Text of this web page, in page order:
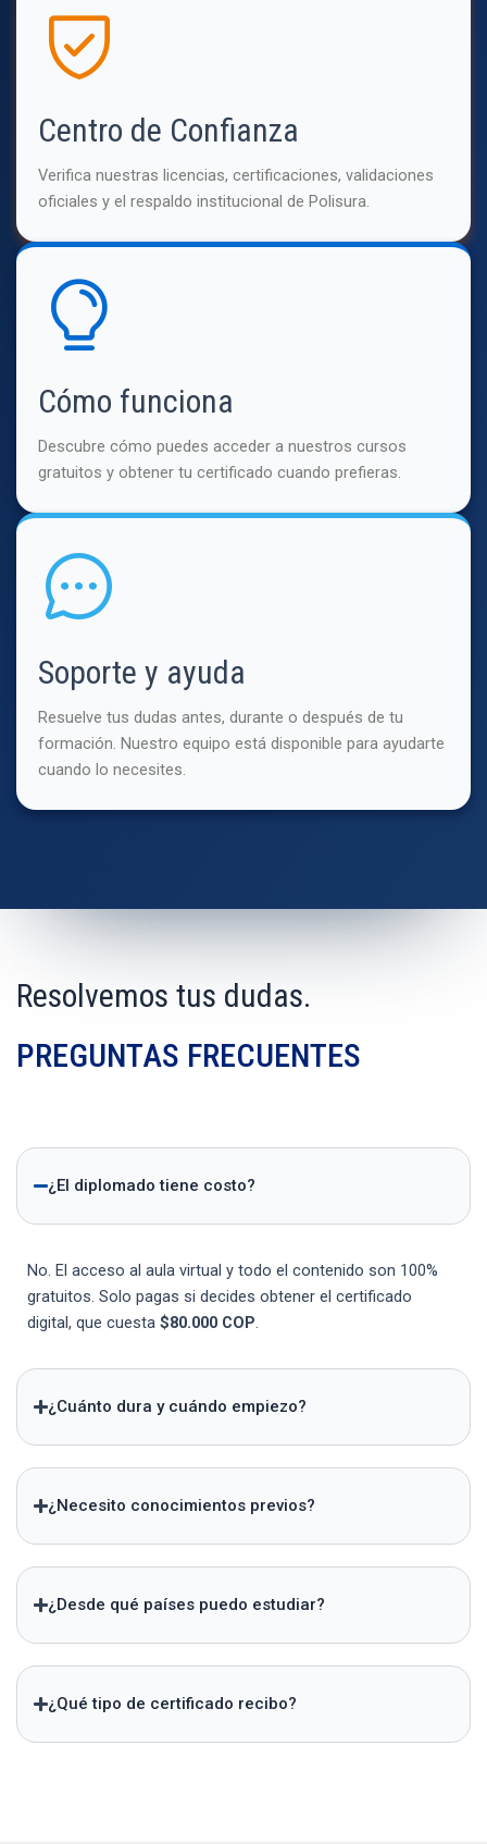
Centro de Confianza
Verifica nuestras licencias, certificaciones, validaciones
oficiales y el respaldo institucional de Polisura.
Cómo funciona
Descubre cómo puedes acceder a nuestros cursos
gratuitos y obtener tu certificado cuando prefieras.
Soporte y ayuda
Resuelve tus dudas antes, durante o después de tu
formación. Nuestro equipo está disponible para ayudarte
cuando lo necesites.
Resolvemos tus dudas.
PREGUNTAS FRECUENTES
¿El diplomado tiene costo?
No. El acceso al aula virtual y todo el contenido son 100%
gratuitos. Solo pagas si decides obtener el certificado
digital, que cuesta $80.000 COP
¿Cuánto dura y cuándo empiezo?
¿Necesito conocimientos previos?
¿Desde qué países puedo estudiar?
¿Qué tipo de certificado recibo?